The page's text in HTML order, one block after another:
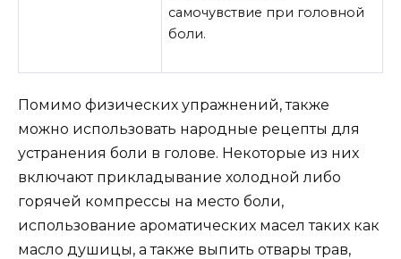
самочувствие при головной
боли.
Помимо физических упражнений, также
можно использовать народные рецепты для
устранения боли в голове. Некоторые из них
включают прикладывание холодной либо
горячей компрессы на место боли,
использование ароматических масел таких как
масло душицы, а также выпить отвары трав,